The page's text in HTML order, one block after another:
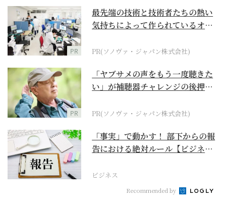
PR
最先端の技術と技術者たちの熱い
気持ちによって作られているオー
PR(ソノヴァ・ジャパン株式会社)
PR
「ヤブサメの声をもう一度聴きた
い」が補聴器チャレンジの後押し
PR(ソノヴァ・ジャパン株式会社)
「事実」で動かす！ 部下からの報
告における絶対ルール【ビジネス
ビジネス
Recommended by